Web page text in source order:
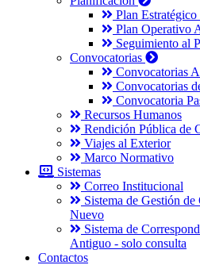
Plan
Plan Operativo
Seguimiento al
Convocatorias
Convocatorias
Convocatorias
Convocatoria
Recursos Humanos
Rendición Pública de
Viajes al Exterior
Marco Normativo
Sistemas
Correo Institucional
Sistema de Gestión
Nuevo
Sistema de
Antiguo - solo consulta
Contactos